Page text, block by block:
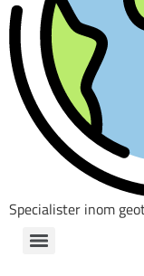
Specialister inom